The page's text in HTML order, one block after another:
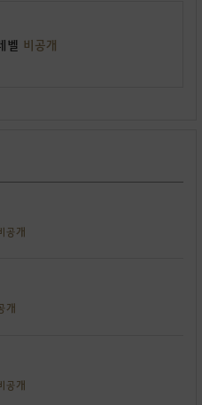
벨 비공개
공개
개
공개